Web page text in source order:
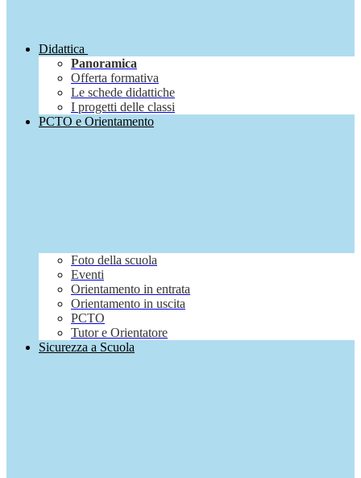
Didattica
Panoramica
Offerta formativa
Le schede didattiche
I progetti delle classi
PCTO e Orientamento
Foto della scuola
Eventi
Orientamento in entrata
Orientamento in uscita
PCTO
Tutor e Orientatore
Sicurezza a Scuola